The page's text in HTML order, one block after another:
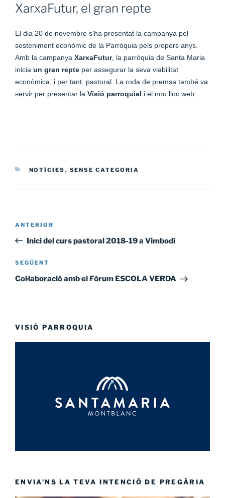
AXarxaFutur, el gran repte
El dia 20 de novembre s’ha presentat la campanya pel
sosteniment econòmic de la Parròquia pels propers anys.
Amb la campanya XarxaFutur, la parròquia de Santa Maria
inicia un gran repte per assegurar la seva viabilitat
econòmica, i per tant, pastoral. La roda de premsa també va
servir per presentar la Visió parroquial i el nou lloc web.
CATEGORIES
NOTÍCIES , SENSE CATEGORIA
Navegació
Entrada
anterior
ANTERIOR
Inici del curs pastoral 2018-19 a Vimbodí
Entrada
següent
SEGÜENT
Col·laboració amb el Fòrum ESCOLA VERDA
VISIÓ PARROQUIA
ENVIA’NS LA TEVA INTENCIÓ DE PREGÀRIA